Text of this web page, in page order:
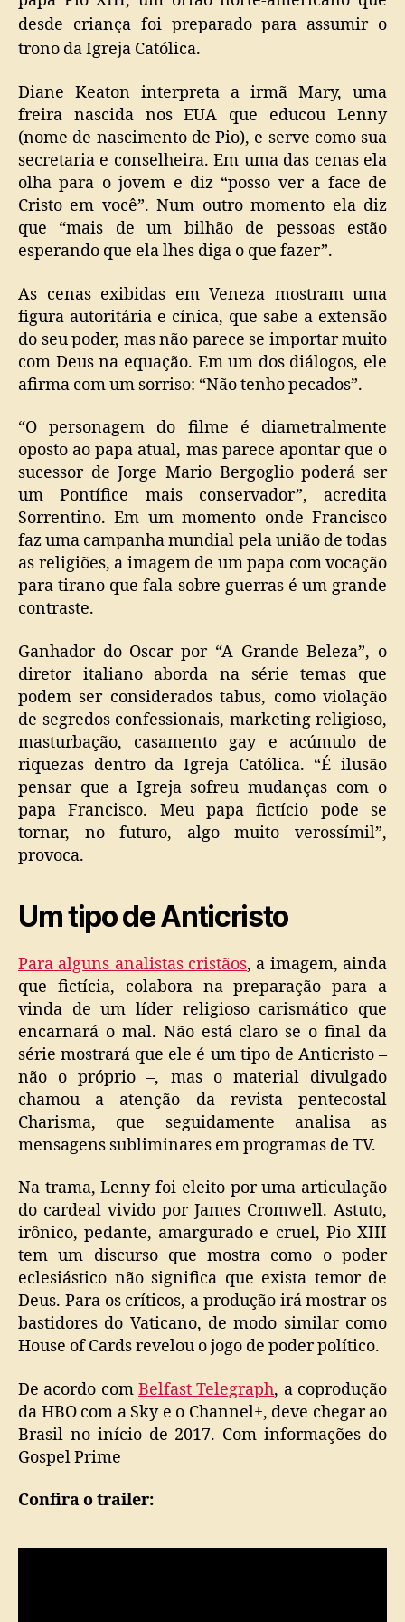
desde criança foi preparado para assumir o
trono da Igreja Católica.
Diane Keaton interpreta a irmã Mary, uma
freira nascida nos EUA que educou Lenny
(nome de nascimento de Pio), e serve como sua
secretaria e conselheira. Em uma das cenas ela
olha para o jovem e diz “posso ver a face de
Cristo em você”. Num outro momento ela diz
que “mais de um bilhão de pessoas estão
esperando que ela lhes diga o que fazer”.
As cenas exibidas em Veneza mostram uma
figura autoritária e cínica, que sabe a extensão
do seu poder, mas não parece se importar muito
com Deus na equação. Em um dos diálogos, ele
afirma com um sorriso: “Não tenho pecados”.
“O personagem do filme é diametralmente
oposto ao papa atual, mas parece apontar que o
sucessor de Jorge Mario Bergoglio poderá ser
um Pontífice mais conservador”, acredita
Sorrentino. Em um momento onde Francisco
faz uma campanha mundial pela união de todas
as religiões, a imagem de um papa com vocação
para tirano que fala sobre guerras é um grande
contraste.
Ganhador do Oscar por “A Grande Beleza”, o
diretor italiano aborda na série temas que
podem ser considerados tabus, como violação
de segredos confessionais, marketing religioso,
masturbação, casamento gay e acúmulo de
riquezas dentro da Igreja Católica. “É ilusão
pensar que a Igreja sofreu mudanças com o
papa Francisco. Meu papa fictício pode se
tornar, no futuro, algo muito verossímil”,
provoca.
Um tipo de Anticristo
Para alguns analistas cristãos, a imagem, ainda
que fictícia, colabora na preparação para a
vinda de um líder religioso carismático que
encarnará o mal. Não está claro se o final da
série mostrará que ele é um tipo de Anticristo –
não o próprio –, mas o material divulgado
chamou a atenção da revista pentecostal
Charisma, que seguidamente analisa as
mensagens subliminares em programas de TV.
Na trama, Lenny foi eleito por uma articulação
do cardeal vivido por James Cromwell. Astuto,
irônico, pedante, amargurado e cruel, Pio XIII
tem um discurso que mostra como o poder
eclesiástico não significa que exista temor de
Deus. Para os críticos, a produção irá mostrar os
bastidores do Vaticano, de modo similar como
House of Cards revelou o jogo de poder político.
De acordo com Belfast Telegraph, a coprodução
da HBO com a Sky e o Channel+, deve chegar ao
Brasil no início de 2017. Com informações do
Gospel Prime
Confira o trailer: